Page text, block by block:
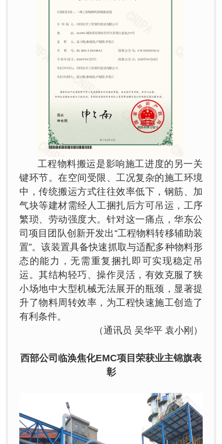
工程物料搬运是影响施工进度的另一关
键环节。在空间受限、工况复杂的施工环境
中，传统搬运方式往往效率低下，钢筋、加
气块等建材需经人工捆扎后方可吊运，工序
繁琐、劳动强度大。针对这一痛点，华东公
司项目团队创新开发出“工程物料转移辅助装
置”。该装置具备快速抓取与适配多种物料形
态的能力，无需重复捆扎即可实现稳定吊
运。其结构轻巧、操作灵活，有效克服了狭
小场地中大型机械无法展开的瓶颈，显著提
升了物料周转效率，为工程快速施工创造了
有利条件。
（通讯员 吴华平 袁小刚）
西部公司临涣焦化EMC项目荣获业主锦旗表
彰